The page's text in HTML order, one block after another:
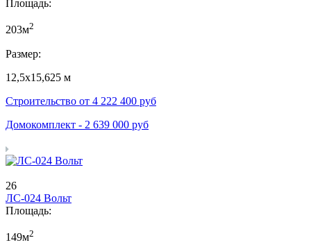
Площадь:
203м2
Размер:
12,5х15,625 м
Строительство от 4 222 400 руб
Домокомплект - 2 639 000 руб
26
ЛС-024 Вольт
Площадь:
149м2